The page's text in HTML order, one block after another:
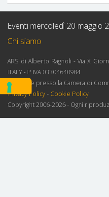
Eventi mercoledì 20 maggio
Chi siamo
ARS di Alberto Ragnoli - Via X
ITALY - P.IVA 03304640984
Iscrizione presso la Camera di
Privacy Policy- Cookie Policy
Copyright 2006-2026 - Ogni